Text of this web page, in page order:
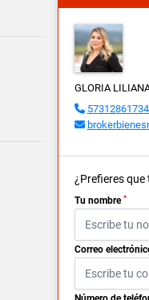
GLORIA
¿Prefieres
Tu nombre *
Correo